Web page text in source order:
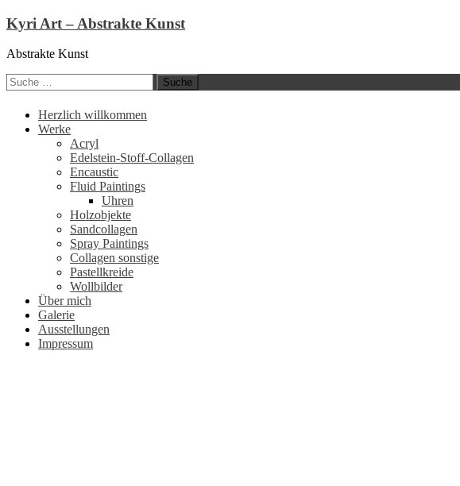
Kyri Art – Abstrakte Kunst
Abstrakte Kunst
Suche
nach:
Zum
Inhalt
Herzlich willkommen
Werke
Acryl
Edelstein-Stoff-Collagen
Encaustic
Fluid Paintings
Uhren
Holzobjekte
Sandcollagen
Spray Paintings
Collagen sonstige
Pastellkreide
Wollbilder
Über mich
Galerie
Ausstellungen
Impressum